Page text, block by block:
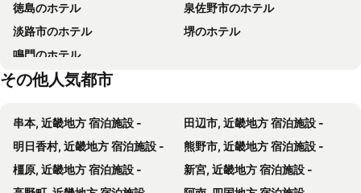
ホテル南海楼
白浜・温泉リゾート海岳
ＢＥＡＣＨＨＯＴＥＬ しららはま
ホテル花屋
ビジネスホテル田辺サンシャイン
グランパスＳｅａ
ガーデンホテルハナヨ
長楽園
白浜温泉 オーベルジュサウステラス
Business Hotel B.loom
てんつくゲストハウス
KaigakuOsen Resort Shirahama
徳島のホテル
泉佐野市のホテル
淡路市のホテル
堺のホテル
鳴門のホテル
その他人気都市
串本, 近畿地方 宿泊施設 -
田辺市, 近畿地方 宿泊施設 -
明日香村, 近畿地方 宿泊施設 -
熊野市, 近畿地方 宿泊施設 -
橿原, 近畿地方 宿泊施設 -
新宮, 近畿地方 宿泊施設 -